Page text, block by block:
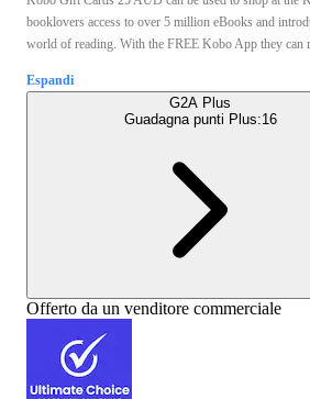
booklovers access to over 5 million eBooks and
world of reading. With the FREE Kobo App they can
Espandi
G2A Plus
Guadagna punti Plus:16
Offerto da un venditore commerciale